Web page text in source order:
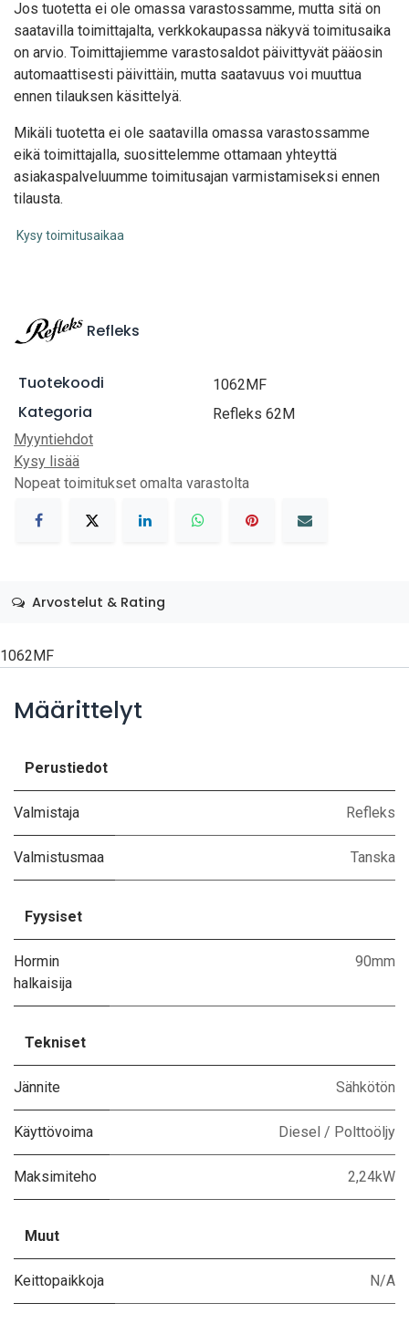
Jos tuotetta ei ole omassa varastossamme, mutta sitä on
saatavilla toimittajalta, verkkokaupassa näkyvä toimitusaika
on arvio. Toimittajiemme varastosaldot päivittyvät pääosin
automaattisesti päivittäin, mutta saatavuus voi muuttua
ennen tilauksen käsittelyä.
Mikäli tuotetta ei ole saatavilla omassa varastossamme
eikä toimittajalla, suosittelemme ottamaan yhteyttä
asiakaspalveluumme toimitusajan varmistamiseksi ennen
tilausta.
Kysy toimitusaikaa
Refleks
Tuotekoodi 1062MF
Kategoria
Refleks 62M
Myyntiehdot
Kysy lisää
Nopeat toimitukset omalta varastolta
Arvostelut & Rating
1062MF
Määrittelyt
Perustiedot
Valmistaja Refleks
Valmistusmaa Tanska
Fyysiset
Hormin
halkaisija
90mm
Tekniset
Jännite Sähkötön
Käyttövoima Diesel / Polttoöljy
Maksimiteho 2,24kW
Muut
Keittopaikkoja N/A